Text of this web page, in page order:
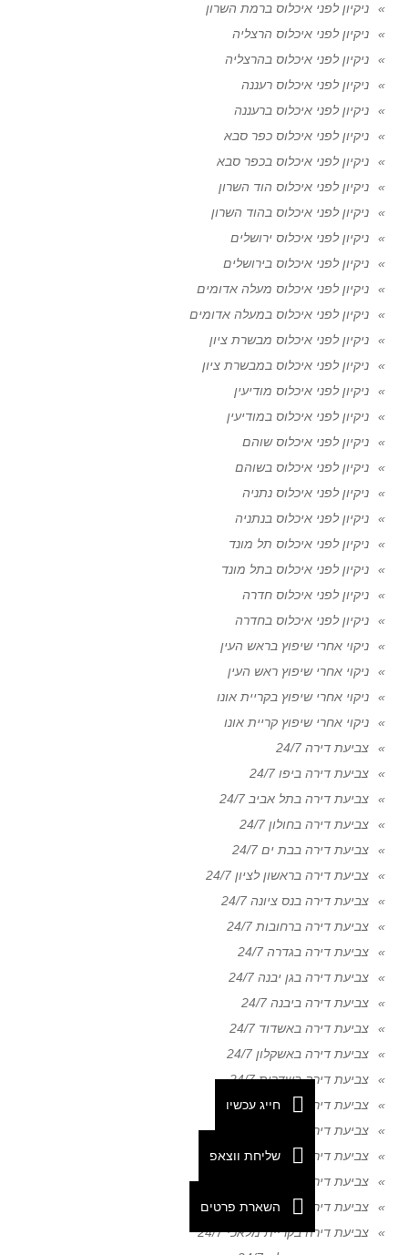
ניקיון לפני איכלוס ברמת השרון
ניקיון לפני איכלוס הרצליה
ניקיון לפני איכלוס בהרצליה
ניקיון לפני איכלוס רעננה
ניקיון לפני איכלוס ברעננה
ניקיון לפני איכלוס כפר סבא
ניקיון לפני איכלוס בכפר סבא
ניקיון לפני איכלוס הוד השרון
ניקיון לפני איכלוס בהוד השרון
ניקיון לפני איכלוס ירושלים
ניקיון לפני איכלוס בירושלים
ניקיון לפני איכלוס מעלה אדומים
ניקיון לפני איכלוס במעלה אדומים
ניקיון לפני איכלוס מבשרת ציון
ניקיון לפני איכלוס במבשרת ציון
ניקיון לפני איכלוס מודיעין
ניקיון לפני איכלוס במודיעין
ניקיון לפני איכלוס שוהם
ניקיון לפני איכלוס בשוהם
ניקיון לפני איכלוס נתניה
ניקיון לפני איכלוס בנתניה
ניקיון לפני איכלוס תל מונד
ניקיון לפני איכלוס בתל מונד
ניקיון לפני איכלוס חדרה
ניקיון לפני איכלוס בחדרה
ניקוי אחרי שיפוץ בראש העין
ניקוי אחרי שיפוץ ראש העין
ניקוי אחרי שיפוץ בקריית אונו
ניקוי אחרי שיפוץ קריית אונו
צביעת דירה 24/7
צביעת דירה ביפו 24/7
צביעת דירה בתל אביב 24/7
צביעת דירה בחולון 24/7
צביעת דירה בבת ים 24/7
צביעת דירה בראשון לציון 24/7
צביעת דירה בנס ציונה 24/7
צביעת דירה ברחובות 24/7
צביעת דירה בגדרה 24/7
צביעת דירה בגן יבנה 24/7
צביעת דירה ביבנה 24/7
צביעת דירה באשדוד 24/7
צביעת דירה באשקלון 24/7
צביעת דירה בשדרות 24/7
צביעת דירה בבאר שבע 24/7
צביעת דירה בנתיבות 24/7
צביעת דירה באופקים 24/7
צביעת דירה בדימונה 24/7
צביעת דירה בקריית גת 24/7
צביעת דירה בקריית מלאכי 24/7
חייג עכשיו
שליחת ווצאפ
השארת פרטים